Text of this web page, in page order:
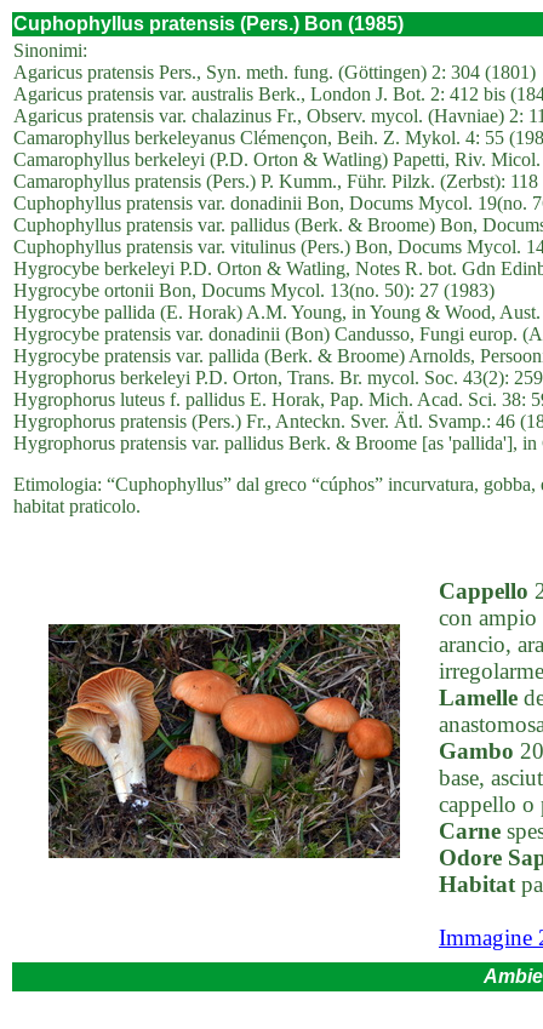
Cuphophyllus pratensis (Pers.) Bon (1985)
Sinonimi:
Agaricus pratensis Pers., Syn. meth. fung. (Göttingen) 2: 304 (1801)
Agaricus pratensis var. australis Berk., London J. Bot. 2: 412 bis
Agaricus pratensis var. chalazinus Fr., Observ. mycol. (Havniae) 2:
Camarophyllus berkeleyanus Clémençon, Beih. Z. Mykol. 4: 55
Camarophyllus berkeleyi (P.D. Orton & Watling) Papetti, Riv.
Camarophyllus pratensis (Pers.) P. Kumm., Führ. Pilzk. (Zerbst):
Cuphophyllus pratensis var. donadinii Bon, Docums Mycol. 19(no.
Cuphophyllus pratensis var. pallidus (Berk. & Broome) Bon,
Cuphophyllus pratensis var. vitulinus (Pers.) Bon, Docums Mycol.
Hygrocybe berkeleyi P.D. Orton & Watling, Notes R. bot. Gdn
Hygrocybe ortonii Bon, Docums Mycol. 13(no. 50): 27 (1983)
Hygrocybe pallida (E. Horak) A.M. Young, in Young & Wood,
Hygrocybe pratensis var. donadinii (Bon) Candusso, Fungi europ.
Hygrocybe pratensis var. pallida (Berk. & Broome) Arnolds,
Hygrophorus berkeleyi P.D. Orton, Trans. Br. mycol. Soc. 43(2):
Hygrophorus luteus f. pallidus E. Horak, Pap. Mich. Acad. Sci. 38:
Hygrophorus pratensis (Pers.) Fr., Anteckn. Sver. Ätl. Svamp.: 46
Hygrophorus pratensis var. pallidus Berk. & Broome [as 'pallida'],
Etimologia: “Cuphophyllus” dal greco “cúphos” incurvatura,
habitat praticolo.
Cappello
con
arancio,
Lamelle
Gambo
base,
cappello
Carne
Odore
Habitat
Immagine